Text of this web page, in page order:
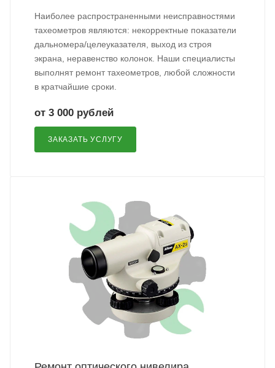
Наиболее распространенными неисправностями
тахеометров являются: некорректные показатели
дальномера/целеуказателя, выход из строя
экрана, неравенство колонок. Наши специалисты
выполнят ремонт тахеометров, любой сложности
в кратчайшие сроки.
от 3 000 рублей
ЗАКАЗАТЬ УСЛУГУ